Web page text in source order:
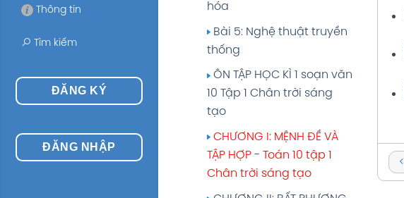
Thông tin
Tìm kiếm
ĐĂNG KÝ
ĐĂNG NHẬP
hóa
Bài 5: Nghệ thuật truyền
thống
ÔN TẬP HỌC KÌ 1 soạn văn
10 Tập 1 Chân trời sáng
tạo
CHƯƠNG I: MỆNH ĐỀ VÀ
TẬP HỢP - Toán 10 tập 1
Chân trời sáng tạo